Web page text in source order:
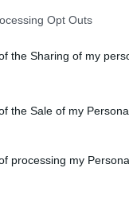
Opt Outs
the Sharing of my
the Sale of my
processing my